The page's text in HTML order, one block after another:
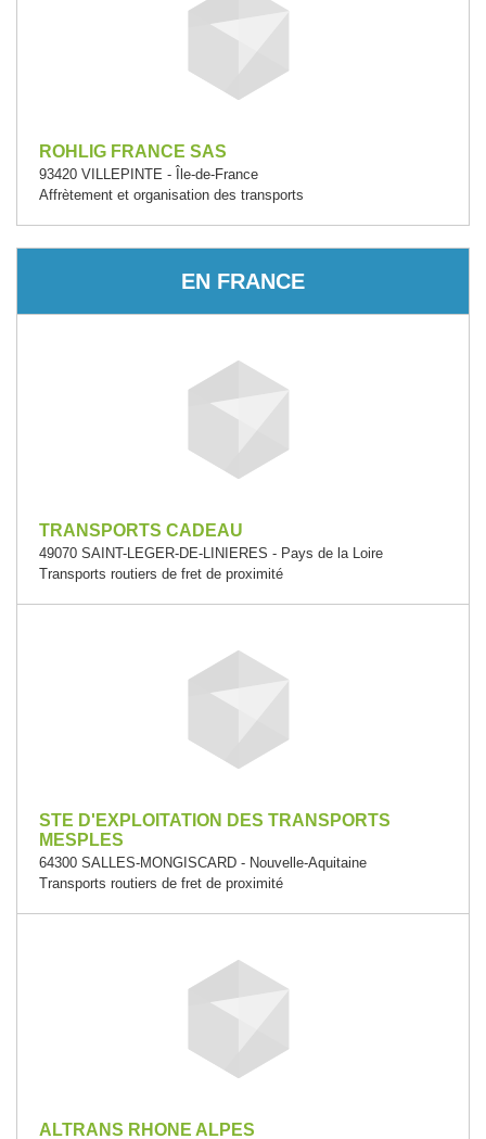
ROHLIG FRANCE SAS
93420 VILLEPINTE - Île-de-France
Affrètement et organisation des transports
EN FRANCE
TRANSPORTS CADEAU
49070 SAINT-LEGER-DE-LINIERES - Pays de la Loire
Transports routiers de fret de proximité
STE D'EXPLOITATION DES TRANSPORTS
MESPLES
64300 SALLES-MONGISCARD - Nouvelle-Aquitaine
Transports routiers de fret de proximité
ALTRANS RHONE ALPES